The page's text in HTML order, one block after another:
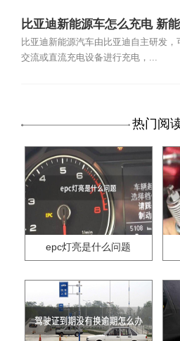
比亚迪新能源车怎么充电 新
电使用说明
比亚迪新能源汽车由比亚迪自主研发，
交流或直流充电设备进行充电，...
热门阅
epc灯亮是什么问题